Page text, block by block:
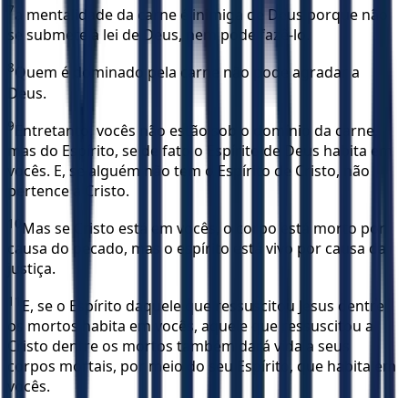
7
a mentalidade da carne é inimiga de Deus porque não
se submete à lei de Deus, nem pode fazê-lo.
8Quem é dominado pela carne não pode agradar a
Deus.
9
Entretanto, vocês não estão sob o domínio da carne,
mas do Espírito, se de fato o Espírito de Deus habita em
vocês. E, se alguém não tem o Espírito de Cristo, não
pertence a Cristo.
10 Mas se Cristo está em vocês, o corpo está morto por
causa do pecado, mas o espírito está vivo por causa da
justiça.
11
E, se o Espírito daquele que ressuscitou Jesus dentre
os mortos habita em vocês, aquele que ressuscitou a
Cristo dentre os mortos também dará vida a seus
corpos mortais, por meio do seu Espírito, que habita em
vocês.